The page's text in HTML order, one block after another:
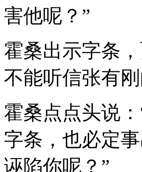
害他呢？”
霍桑出示字条
不能听信张有
霍桑点点头说
字条，也必定
诬陷你呢？”